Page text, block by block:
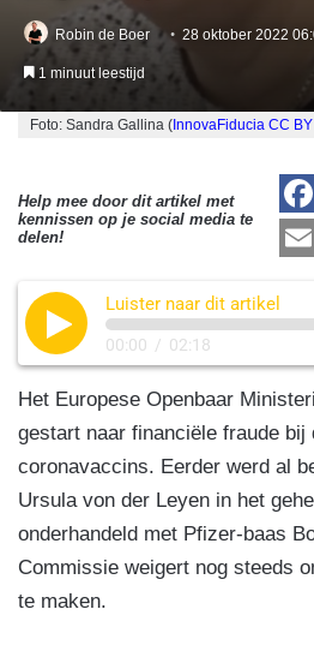
Robin de Boer 28 oktober 2022
1 minuut leestijd
Foto: Sandra Gallina ( InnovaFiducia CC
Help mee door dit artikel met
kennissen op je social media te
delen!
Luister naar dit artikel
00:00 / 02:18
Het Europese Openbaar
gestart naar financiële fraude bij
coronavaccins. Eerder werd al
Ursula von der Leyen in het
onderhandeld met Pfizer-baas
Commissie weigert nog steeds
te maken.